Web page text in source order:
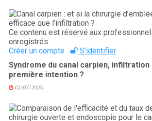
Ce contenu est réservé aux
enregistrés
Créer un compte
S'identifier
Syndrome du canal carpien,
première intention ?
02/07/2025